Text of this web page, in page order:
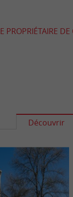
PROPRIÉTAIRE
Découvrir